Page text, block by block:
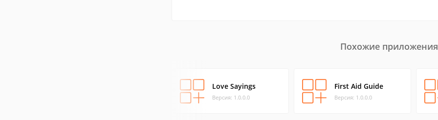
Похожие приложения
Love Sayings
Версия: 1.0.0.0
First Aid Guide
Версия: 1.0.0.0